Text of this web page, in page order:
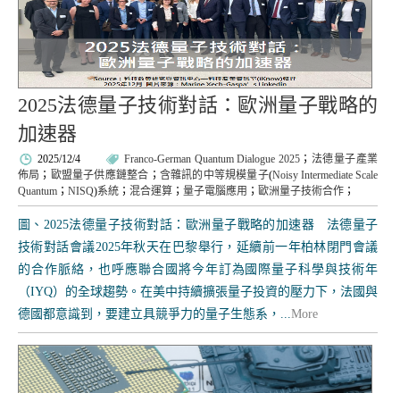
2025法德量子技術對話：歐洲量子戰略的
加速器
2025/12/4 Franco-German Quantum Dialogue 2025； 法德量子產業
佈局 ； 歐盟量子供應鏈整合 ； 含雜訊的中等規模量子(Noisy Intermediate Scale
Quantum ； NISQ)系統 ； 混合運算 ； 量子電腦應用 ； 歐洲量子技術合作 ；
圖、2025法德量子技術對話：歐洲量子戰略的加速器 法德量子
技術對話會議2025年秋天在巴黎舉行，延續前一年柏林閉門會議
的合作脈絡，也呼應聯合國將今年訂為國際量子科學與技術年
（IYQ）的全球趨勢。在美中持續擴張量子投資的壓力下，法國與
德國都意識到，要建立具競爭力的量子生態系，...More